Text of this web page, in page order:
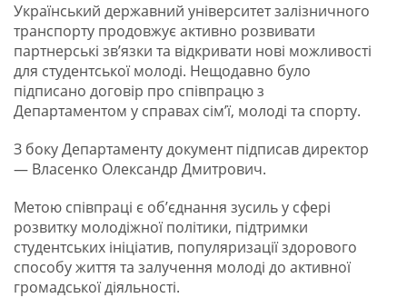
Український державний університет залізничного
транспорту продовжує активно розвивати
партнерські зв’язки та відкривати нові можливості
для студентської молоді. Нещодавно було
підписано договір про співпрацю з
Департаментом у справах сім’ї, молоді та спорту.
З боку Департаменту документ підписав директор
— Власенко Олександр Дмитрович.
Метою співпраці є об’єднання зусиль у сфері
розвитку молодіжної політики, підтримки
студентських ініціатив, популяризації здорового
способу життя та залучення молоді до активної
громадської діяльності.